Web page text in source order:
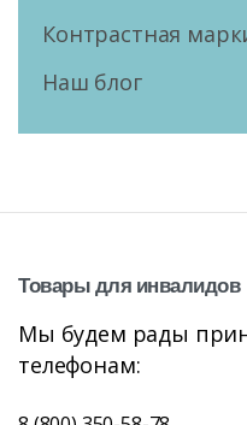
Контрастная
Наш блог
Товарыдля инвалидов
Мы будем рады
телефонам: